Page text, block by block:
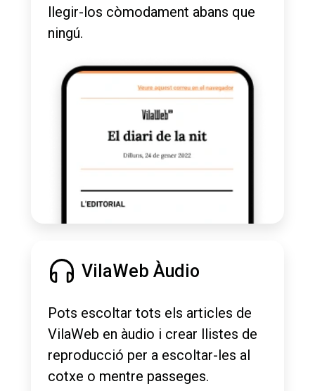
llegir-los còmodament abans que
ningú.
VilaWeb Àudio
Pots escoltar tots els articles de
VilaWeb en àudio i crear llistes de
reproducció per a escoltar-les al
cotxe o mentre passeges.